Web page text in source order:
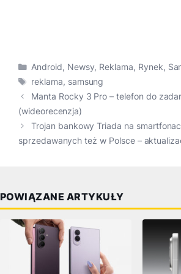
Kategorie
Android, Newsy, Reklama, Rynek,
Tagi
reklama, samsung
Manta Rocky 3 Pro – telefon do
(wideorecenzja)
Trojan bankowy Triada na
sprzedawanych też w Polsce –
POWIĄZANE ARTYKUŁY